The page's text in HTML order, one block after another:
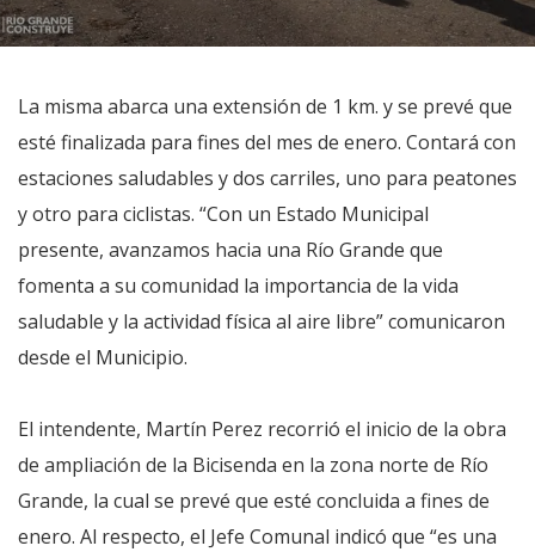
La misma abarca una extensión de 1 km. y se prevé que
esté finalizada para fines del mes de enero. Contará con
estaciones saludables y dos carriles, uno para peatones
y otro para ciclistas. “Con un Estado Municipal
presente, avanzamos hacia una Río Grande que
fomenta a su comunidad la importancia de la vida
saludable y la actividad física al aire libre” comunicaron
desde el Municipio.
El intendente, Martín Perez recorrió el inicio de la obra
de ampliación de la Bicisenda en la zona norte de Río
Grande, la cual se prevé que esté concluida a fines de
enero. Al respecto, el Jefe Comunal indicó que “es una